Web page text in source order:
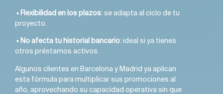
▪️ Flexibilidad en los plazos: se adapta al ciclo de tu
proyecto.
▪️ No afecta tu historial bancario: ideal si ya tienes
otros préstamos activos.
Algunos clientes en Barcelona y Madrid ya aplican
esta fórmula para multiplicar sus promociones al
año, aprovechando su capacidad operativa sin que